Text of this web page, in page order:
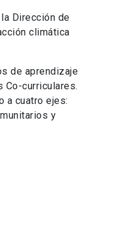
Dirección de
climática
de aprendizaje
Co-curriculares.
a cuatro ejes:
y